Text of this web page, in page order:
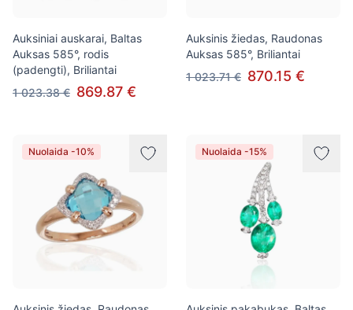
Auksiniai auskarai, Baltas
Auksas 585°, rodis
(padengti), Briliantai
1 023.38 € 869.87 €
Auksinis žiedas, Raudonas
Auksas 585°, Briliantai
1 023.71 € 870.15 €
Nuolaida -10% Nuolaida -15%